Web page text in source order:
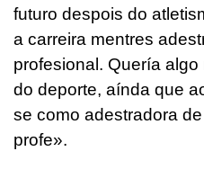
futuro despois do
a carreira mentres
profesional. Quería
do deporte, aínda que
se como adestradora
profe».